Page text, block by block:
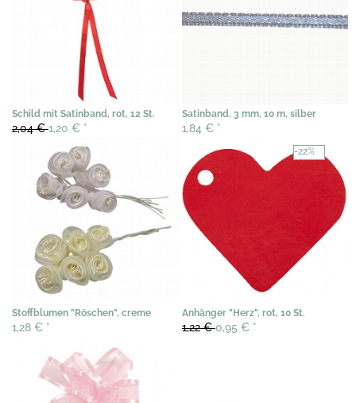
Schild mit Satinband, rot, 12 St.
2,04 €1,20 € *
Satinband, 3 mm, 10 m, silber
1,84 € *
Stoffblumen "Röschen", creme
1,28 € *
-22%
Anhänger "Herz", rot, 10 St.
1,22 €0,95 € *